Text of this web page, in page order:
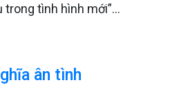
tình hình mới”...
ân tình